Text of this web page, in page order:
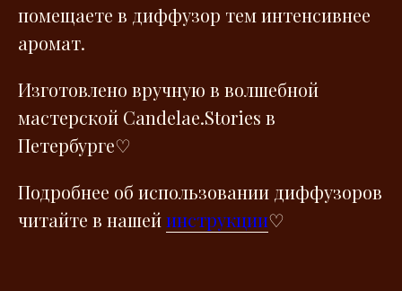
помещаете в диффузор тем интенсивнее
аромат.
Изготовлено вручную в волшебной
мастерской Сandelae.Stories в
Петербурге♡
Подробнее об использовании диффузоров
читайте в нашейинструкции♡